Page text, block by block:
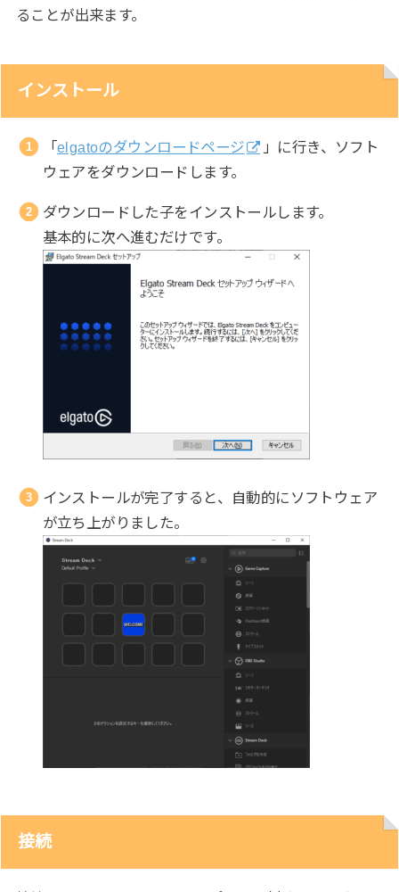
ることが出来ます。
インストール
「elgatoのダウンロードページ
」に行き、ソフト
ウェアをダウンロードします。
ダウンロードした子をインストールします。
基本的に次へ進むだけです。
インストールが完了すると、自動的にソフトウェア
が立ち上がりました。
接続